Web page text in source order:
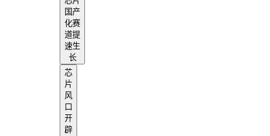
国产
化赛
道提
速生
长
芯
片
风
口
开
辟